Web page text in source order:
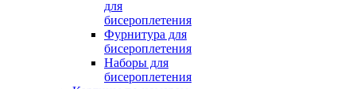
для
бисероплетения
Фурнитура для
бисероплетения
Наборы для
бисероплетения